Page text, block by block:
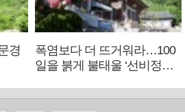
경
폭염보다 더 뜨거워라…100
일을 붉게 불태울 ‘선비정신’